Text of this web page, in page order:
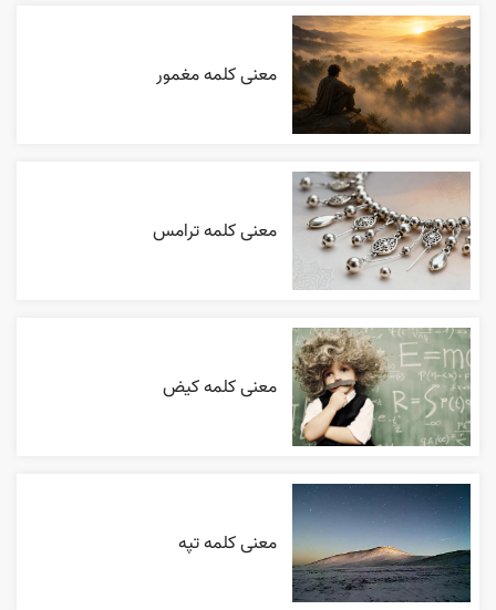
معنی کلمه مغمور
معنی کلمه ترامس
معنی کلمه کیض
معنی کلمه تپه